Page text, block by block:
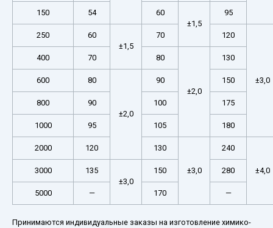
150 54
60
±1,5
95
250
60
±1,5
70 120
±3,0
400 70 80
±2,0
130
600 80
±2,0
90 150
800 90 100 175
1000 95 105 180
2000 120 130
±3,0
240
±4,0
3000
135
±3,0
150 280
5000 — 170 —
Принимаются индивидуальные заказы на изготовление химико-